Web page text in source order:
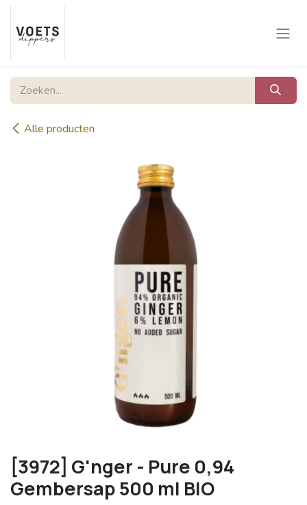
Overslaan naar inhoud
Alle producten
[3972] G'nger - Pure 0,94
Gembersap 500 ml BIO